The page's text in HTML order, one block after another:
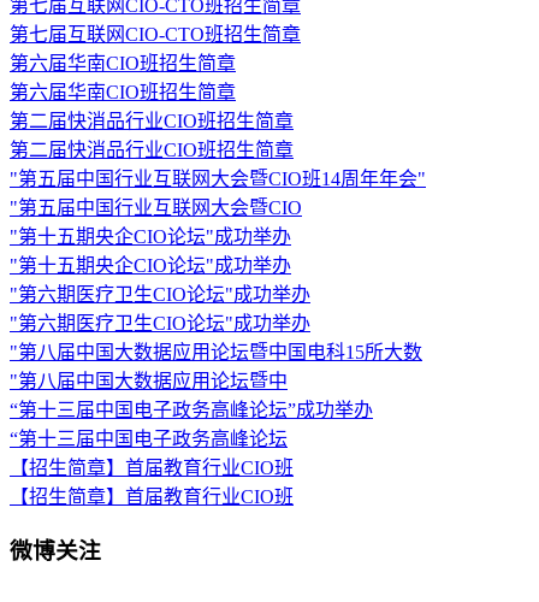
第七届互联网CIO-CTO班招生简章
第七届互联网CIO-CTO班招生简章
第六届华南CIO班招生简章
第六届华南CIO班招生简章
第二届快消品行业CIO班招生简章
第二届快消品行业CIO班招生简章
"第五届中国行业互联网大会暨CIO班14周年年会"
"第五届中国行业互联网大会暨CIO
"第十五期央企CIO论坛"成功举办
"第十五期央企CIO论坛"成功举办
"第六期医疗卫生CIO论坛"成功举办
"第六期医疗卫生CIO论坛"成功举办
"第八届中国大数据应用论坛暨中国电科15所大数
"第八届中国大数据应用论坛暨中
“第十三届中国电子政务高峰论坛”成功举办
“第十三届中国电子政务高峰论坛
【招生简章】首届教育行业CIO班
【招生简章】首届教育行业CIO班
微博关注